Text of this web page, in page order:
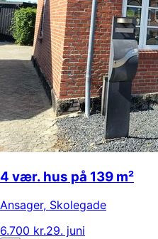
4 vær. hus på 139 m²
Ansager, Skolegade
6.700 kr.29. juni